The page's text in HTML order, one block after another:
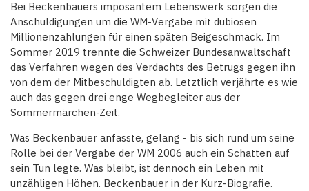
Bei Beckenbauers imposantem Lebenswerk sorgen die
Anschuldigungen um die WM-Vergabe mit dubiosen
Millionenzahlungen für einen späten Beigeschmack. Im
Sommer 2019 trennte die Schweizer Bundesanwaltschaft
das Verfahren wegen des Verdachts des Betrugs gegen ihn
von dem der Mitbeschuldigten ab. Letztlich verjährte es wie
auch das gegen drei enge Wegbegleiter aus der
Sommermärchen-Zeit.
Was Beckenbauer anfasste, gelang - bis sich rund um seine
Rolle bei der Vergabe der WM 2006 auch ein Schatten auf
sein Tun legte. Was bleibt, ist dennoch ein Leben mit
unzähligen Höhen. Beckenbauer in der Kurz-Biografie.